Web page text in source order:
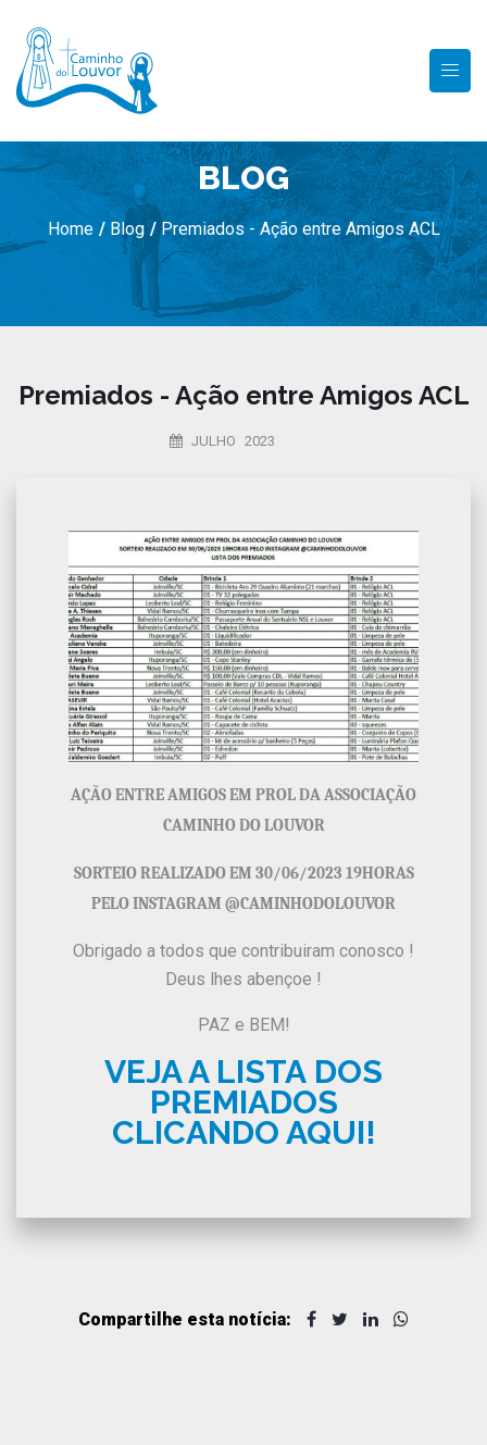
BLOG
Home /Blog /Premiados - Ação entre Amigos ACL
Premiados - Ação entre Amigos ACL
JULHO 2023
AÇÃO ENTRE AMIGOS EM PROL DA ASSOCIAÇÃO
CAMINHO DO LOUVOR
SORTEIO REALIZADO EM 30/06/2023 19HORAS
PELO INSTAGRAM @CAMINHODOLOUVOR
Obrigado a todos que contribuiram conosco !
Deus lhes abençoe !
PAZ e BEM!
VEJA A LISTA DOS
PREMIADOS
CLICANDO AQUI!
Compartilhe esta notícia: